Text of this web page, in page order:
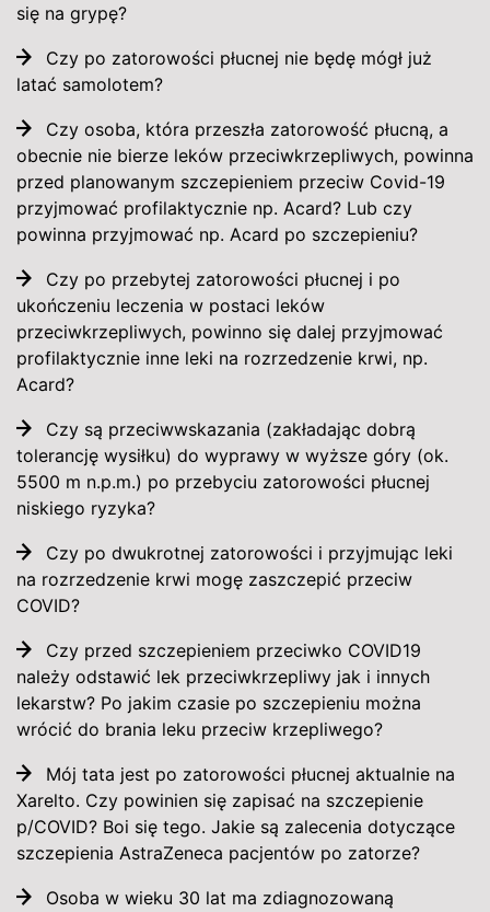
się na grypę?
Czy po zatorowości płucnej nie będę mógł już
latać samolotem?
Czy osoba, która przeszła zatorowość płucną, a
obecnie nie bierze leków przeciwkrzepliwych, powinna
przed planowanym szczepieniem przeciw Covid-19
przyjmować profilaktycznie np. Acard? Lub czy
powinna przyjmować np. Acard po szczepieniu?
Czy po przebytej zatorowości płucnej i po
ukończeniu leczenia w postaci leków
przeciwkrzepliwych, powinno się dalej przyjmować
profilaktycznie inne leki na rozrzedzenie krwi, np.
Acard?
Czy są przeciwwskazania (zakładając dobrą
tolerancję wysiłku) do wyprawy w wyższe góry (ok.
5500 m n.p.m.) po przebyciu zatorowości płucnej
niskiego ryzyka?
Czy po dwukrotnej zatorowości i przyjmując leki
na rozrzedzenie krwi mogę zaszczepić przeciw
COVID?
Czy przed szczepieniem przeciwko COVID19
należy odstawić lek przeciwkrzepliwy jak i innych
lekarstw? Po jakim czasie po szczepieniu można
wrócić do brania leku przeciw krzepliwego?
Mój tata jest po zatorowości płucnej aktualnie na
Xarelto. Czy powinien się zapisać na szczepienie
p/COVID? Boi się tego. Jakie są zalecenia dotyczące
szczepienia AstraZeneca pacjentów po zatorze?
Osoba w wieku 30 lat ma zdiagnozowaną